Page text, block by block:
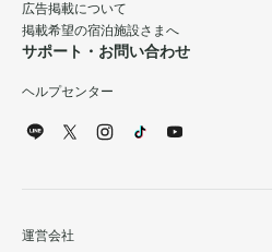
広告掲載について
掲載希望の宿泊施設さまへ
サポート・お問い合わせ
ヘルプセンター
運営会社